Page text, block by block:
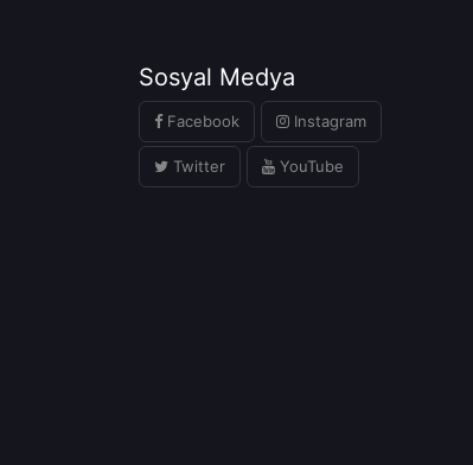
Sosyal Medya
Facebook Instagram
Twitter YouTube